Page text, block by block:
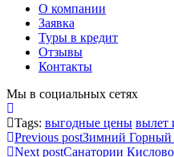
О компании
Заявка
Туры в кредит
Отзывы
Контакты
Мы в социальных сетях
Tags: выгодные цены вылет
Previous postЗимний Горный
Next postСанатории